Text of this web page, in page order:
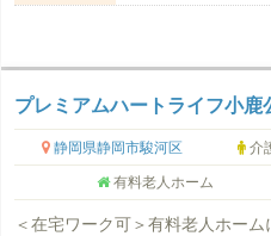
プレミアムハートライフ小鹿
静岡県静岡市駿河区 介
有料老人ホーム
＜在宅ワーク可＞有料老人ホー